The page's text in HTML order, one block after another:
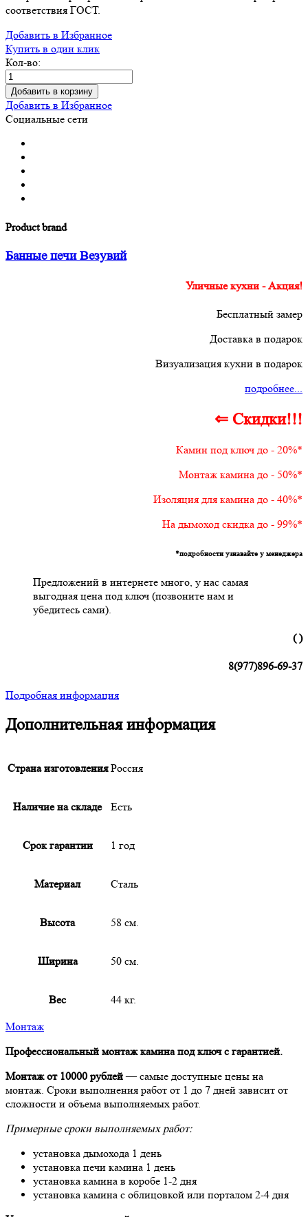
соответствия ГОСТ.
Добавить в Избранное
Купить в один клик
Кол-во:
Добавить в корзину
Добавить в Избранное
Социальные сети
Product brand
Банные печи Везувий
Уличные кухни - Акция!
Бесплатный замер
Доставка в подарок
Визуализация кухни в подарок
подробнее...
⇐ Скидки!!!
Камин под ключ до - 20%*
Монтаж камина до - 50%*
Изоляция для камина до - 40%*
На дымоход скидка до - 99%*
*подробности узнавайте у менеджера
Предложений в интернете много, у нас самая
выгодная цена под ключ (позвоните нам и
убедитесь сами).
( )
8(977)896-69-37
Подробная информация
Дополнительная информация
Страна изготовления Россия
Наличие на складе Есть
Срок гарантии 1 год
Материал Сталь
Высота 58 см.
Ширина 50 см.
Вес 44 кг.
Монтаж
Профессиональный монтаж камина под ключ с гарантией.
Монтаж от 10000 рублей— самые доступные цены на
монтаж. Сроки выполнения работ от 1 до 7 дней зависит от
сложности и объема выполняемых работ.
Примерные сроки выполняемых работ:
установка дымохода 1 день
установка печи камина 1 день
установка камина в коробе 1-2 дня
установка камина с облицовкой или порталом 2-4 дня